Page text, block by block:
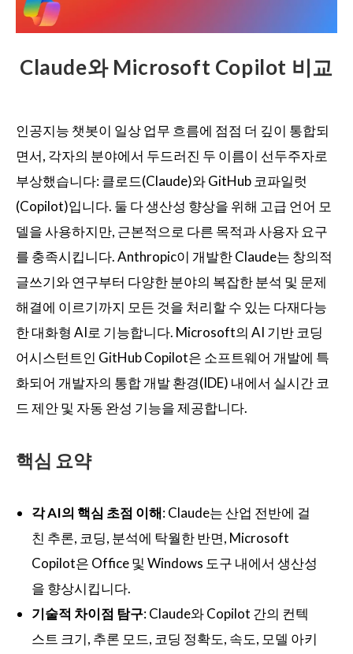
Claude와 Microsoft Copilot 비교
인공지능 챗봇이 일상 업무 흐름에 점점 더 깊이 통합되
면서, 각자의 분야에서 두드러진 두 이름이 선두주자로
부상했습니다: 클로드(Claude)와 GitHub 코파일럿
(Copilot)입니다. 둘 다 생산성 향상을 위해 고급 언어 모
델을 사용하지만, 근본적으로 다른 목적과 사용자 요구
를 충족시킵니다. Anthropic이 개발한 Claude는 창의적
글쓰기와 연구부터 다양한 분야의 복잡한 분석 및 문제
해결에 이르기까지 모든 것을 처리할 수 있는 다재다능
한 대화형 AI로 기능합니다. Microsoft의 AI 기반 코딩
어시스턴트인 GitHub Copilot은 소프트웨어 개발에 특
화되어 개발자의 통합 개발 환경(IDE) 내에서 실시간 코
드 제안 및 자동 완성 기능을 제공합니다.
핵심 요약
각 AI의 핵심 초점 이해: Claude는 산업 전반에 걸
친 추론, 코딩, 분석에 탁월한 반면, Microsoft
Copilot은 Office 및 Windows 도구 내에서 생산성
을 향상시킵니다.
기술적 차이점 탐구: Claude와 Copilot 간의 컨텍
스트 크기, 추론 모드, 코딩 정확도, 속도, 모델 아키